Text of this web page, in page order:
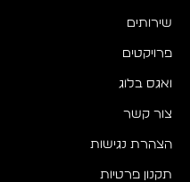
שירותים
פרויקטים
ואגס בלוג
צור קשר
הצהרת נגישות
תקנון פרטיות